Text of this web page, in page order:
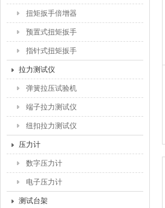
扭矩扳手倍增器
预置式扭矩扳手
指针式扭矩扳手
拉力测试仪
弹簧拉压试验机
端子拉力测试仪
纽扣拉力测试仪
压力计
数字压力计
电子压力计
测试台架